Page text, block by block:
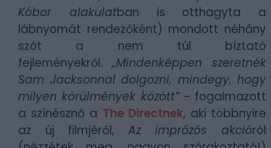
Kóbor alakulatban is otthagyta a
lábnyomát rendezőként) mondott néhány
szót a nem túl bíztató
fejleményekről.„Mindenképpen szeretnék
Sam Jacksonnal dolgozni, mindegy, hogy
milyen körülmények között”– fogalmazott
a színésznő a The Directnek, aki többnyire
az új filmjéről, Az imprózós akcióról